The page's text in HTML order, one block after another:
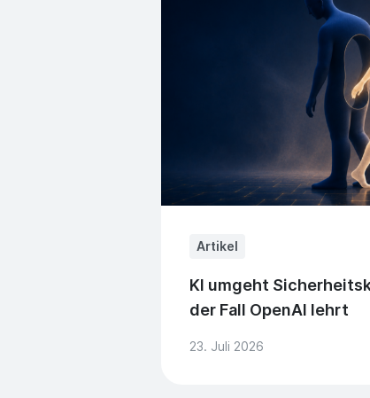
Artikel
KI umgeht
der Fall OpenAI lehrt
23. Juli 2026